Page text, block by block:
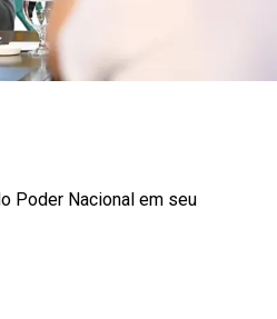
Poder Nacional em seu